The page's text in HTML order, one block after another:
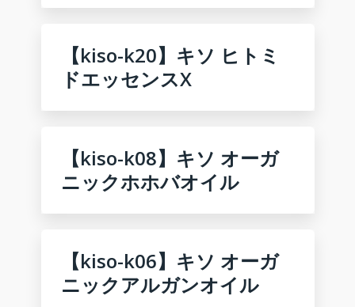
【kiso-k20】キソ ヒトミ
ドエッセンスX
【kiso-k08】キソ オーガ
ニックホホバオイル
【kiso-k06】キソ オーガ
ニックアルガンオイル